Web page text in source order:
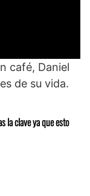
café, Daniel
de su vida.
la clave ya que esto